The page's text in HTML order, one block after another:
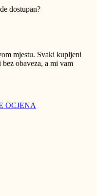
dostupan?
mjestu. Svaki kupljeni
obaveza, a mi vam
OCJENA